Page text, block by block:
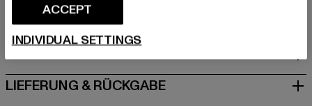
GRÖSSE & PASSFORM
PFLEGEHINWEISE
LIEFERUNG & RÜCKGABE
ACCEPT
INDIVIDUAL SETTINGS